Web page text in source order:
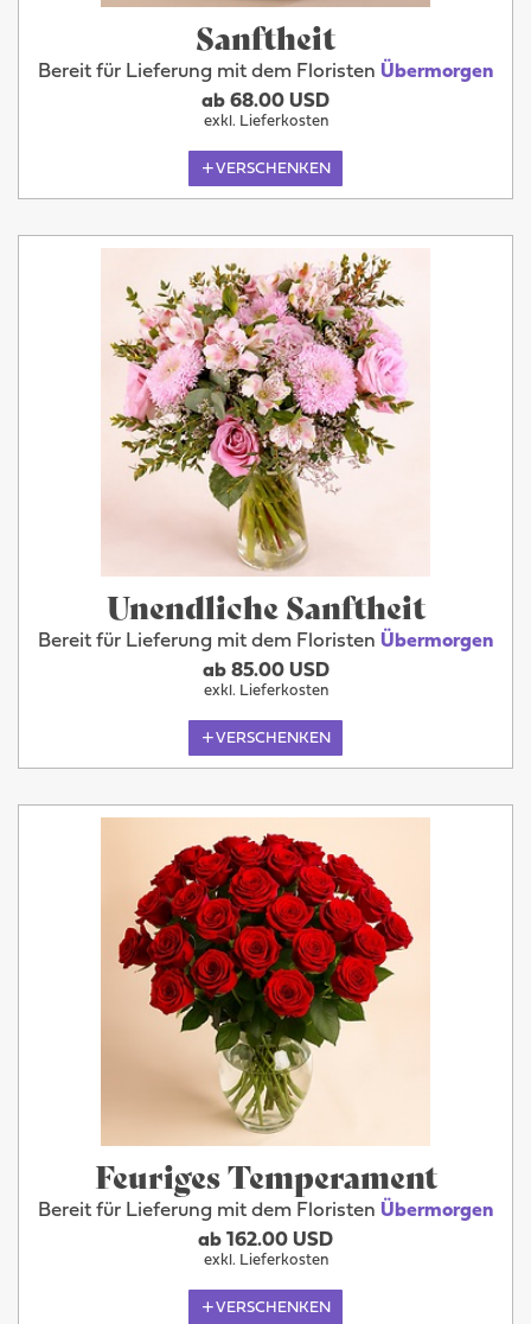
Sanftheit
Bereit für Lieferung mit dem Floristen Übermorgen
ab 68.00 USD
exkl. Lieferkosten
VERSCHENKEN
Unendliche Sanftheit
Bereit für Lieferung mit dem Floristen Übermorgen
ab 85.00 USD
exkl. Lieferkosten
VERSCHENKEN
Feuriges Temperament
Bereit für Lieferung mit dem Floristen Übermorgen
ab 162.00 USD
exkl. Lieferkosten
VERSCHENKEN